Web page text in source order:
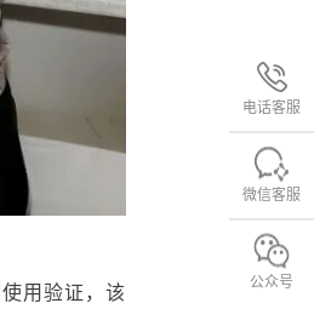
电话客服
微信客服
公众号
用验证，该